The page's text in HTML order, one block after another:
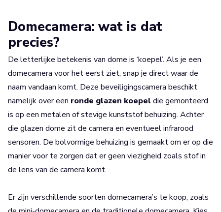
Domecamera: wat is dat
precies?
De letterlijke betekenis van dome is ‘koepel’. Als je een
domecamera voor het eerst ziet, snap je direct waar de
naam vandaan komt. Deze beveiligingscamera beschikt
namelijk over een ronde glazen koepel die gemonteerd
is op een metalen of stevige kunststof behuizing. Achter
die glazen dome zit de camera en eventueel infrarood
sensoren. De bolvormige behuizing is gemaakt om er op die
manier voor te zorgen dat er geen viezigheid zoals stof in
de lens van de camera komt.
Er zijn verschillende soorten domecamera’s te koop, zoals